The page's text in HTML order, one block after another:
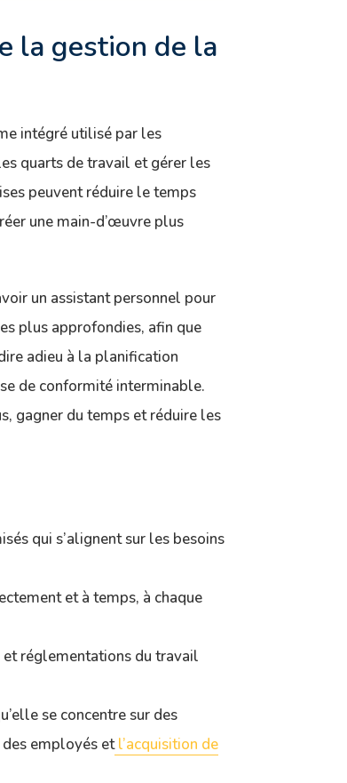
la gestion de la
intégré utilisé par les
quarts de travail et gérer les
peuvent réduire le temps
une main-d’œuvre plus
un assistant personnel pour
plus approfondies, afin que
adieu à la planification
de conformité interminable.
gagner du temps et réduire les
qui s’alignent sur les besoins
et à temps, à chaque
réglementations du travail
se concentre sur des
employés etl’acquisition de